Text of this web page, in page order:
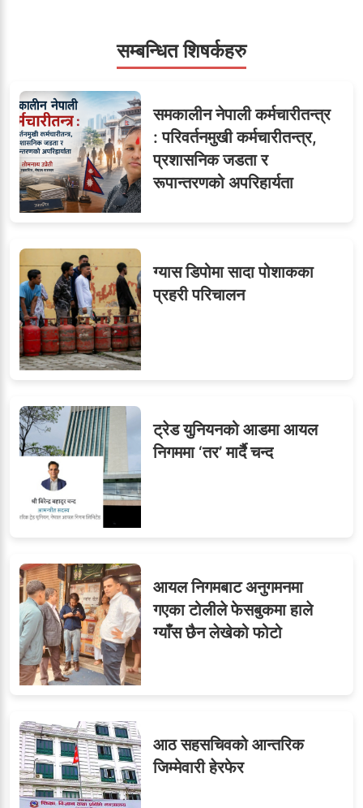
६सहसचिवमा प्रथम भएका
विजयकुमार शर्माको लोकसेवा
टिप्स
७
८जुनियरलाई दोहोरो जिम्मेवारी,
मन्त्रालयभित्र असन्तुष्टि
९ ओएनएमका नाममा अत्याचार :
सब–इन्जिनियरहरुको गम्भीर
ध्यानाकर्षण
सम्बन्धित शिषर्कहरु
समकालीन नेपाली कर्मचारीतन्त्र
: परिवर्तनमुखी कर्मचारीतन्त्र,
प्रशासनिक जडता र
रूपान्तरणको अपरिहार्यता
ग्यास डिपोमा सादा पोशाकका
प्रहरी परिचालन
ट्रेड युनियनको आडमा आयल
निगममा ‘तर’ मार्दै चन्द
आयल निगमबाट अनुगमनमा
गएका टोलीले फेसबुकमा हाले
ग्याँस छैन लेखेको फोटो
आठ सहसचिवको आन्तरिक
जिम्मेवारी हेरफेर